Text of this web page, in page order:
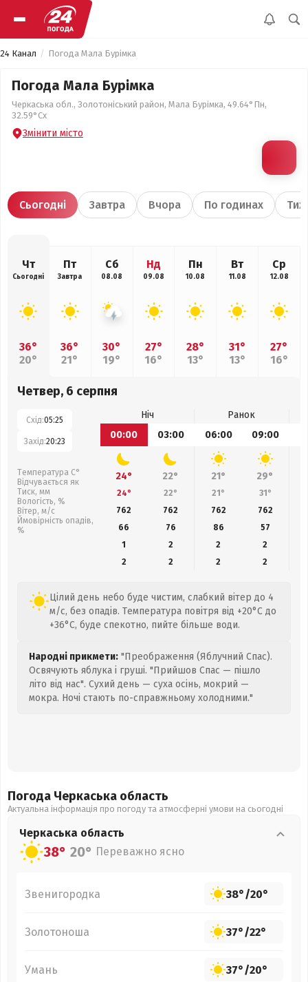
24 Канал Погода Мала Бурімка
Погода Мала Бурімка
Черкаська обл., Золотоніський район, Мала Бурімка, 49.64°Пн,
32.59°Сх
Змінити місто
Сьогодні Завтра Вчора По годинах
Чт
Сьогодні
36°
20°
Пт
Завтра
36°
21°
Сб
08.08
30°
19°
Нд
09.08
27°
16°
Пн
10.08
28°
13°
Вт
11.08
31°
13°
Ср
12.08
27°
16°
Четвер, 6 серпня
Схід:05:25
Захід:20:23
Температура С°
Відчувається як
Тиск, мм
Вологість, %
Вітер, м/с
Ймовірність опадів,
%
Ніч
Ранок
00:00
03:00 06:00 09:00
24° 22° 21° 29°
24° 22° 21° 31°
762
762 762 762
66
76 86 57
1
2 2
2
2
2 2 2
Цілий день небо буде чистим, слабкий вітер до 4
м/с, без опадів. Температура повітря від +20°C до
+36°C, буде спекотно, пийте більше води.
Народні прикмети: "Преображення (Яблучний Спас).
Освячують яблука і груші. "Прийшов Спас — пішло
літо від нас". Сухий день — суха осінь, мокрий —
мокра. Ночі стають по-справжньому холодними."
Погода Черкаська область
Актуальна інформація про погоду та атмосферні умови на сьогодні
Черкаська область
38° 20° Переважно ясно
Звенигородка 38°/20°
Золотоноша 37°/22°
Умань 37°/20°